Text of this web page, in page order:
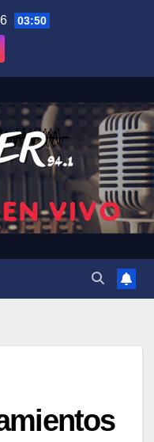
03:50